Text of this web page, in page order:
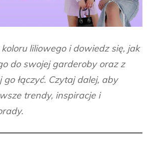
łączyć?
Kompleksowy
liliowego i dowiedz się, jak
do swojej garderoby oraz z
łączyć. Czytaj dalej, aby
trendy, inspiracje i